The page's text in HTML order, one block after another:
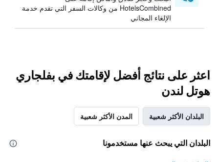
HotelsCombined من وكالات السفر التي تقدم خدمة
الإلغاء المجاني
اعثر على نتائج أفضل لإقامتك في بفلجاري
هوتل لندن
البلدان الأكثر شعبية المدن الأكثر شعبية
البلدان التي يبحث عنها مستخدمونا